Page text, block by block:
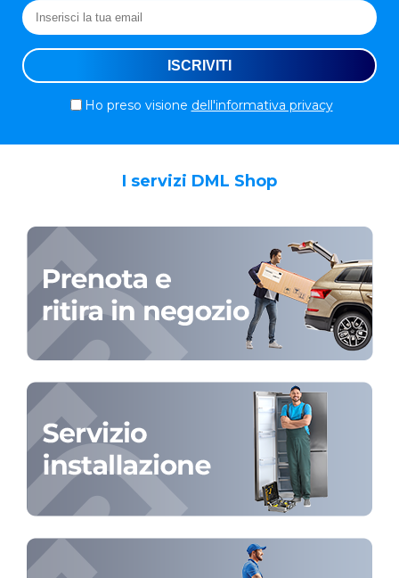
Ho preso visione dell'informativa privacy
I servizi DML Shop